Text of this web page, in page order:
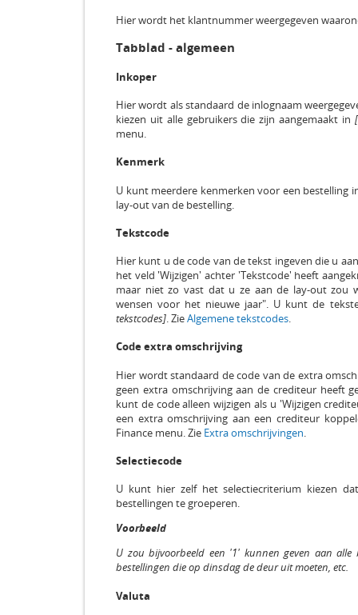
Hier wordt het klantnummer weergegeven
Tabblad - algemeen
Inkoper
Hier wordt als standaard de inlognaam
kiezen uit alle gebruikers die zijn aangemaakt in
menu.
Kenmerk
U kunt meerdere kenmerken voor een bestelling
lay-out van de bestelling.
Tekstcode
Hier kunt u de code van de tekst ingeven die u
het veld 'Wijzigen' achter 'Tekstcode' heeft
maar niet zo vast dat u ze aan de lay-out zou
wensen voor het nieuwe jaar". U kunt de
tekstcodes]. ZieAlgemene tekstcodes.
Code extra omschrijving
Hier wordt standaard de code van de extra
geen extra omschrijving aan de crediteur heeft
kunt de code alleen wijzigen als u 'Wijzigen
een extra omschrijving aan een crediteur
Finance menu. Zie Extra omschrijvingen.
Selectiecode
U kunt hier zelf het selectiecriterium kiezen
bestellingen te groeperen.
Voorbeeld
U zou bijvoorbeeld een '1' kunnen geven aan
bestellingen die op dinsdag de deur uit moeten, etc.
Valuta